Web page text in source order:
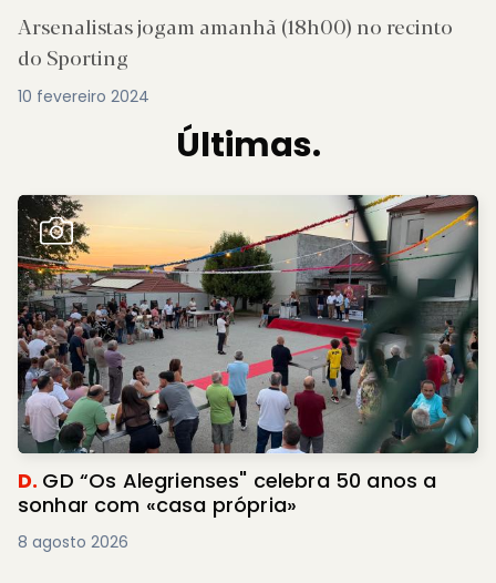
Arsenalistas jogam amanhã (18h00) no recinto
do Sporting
10 fevereiro 2024
Últimas.
D. GD “Os Alegrienses" celebra 50 anos a
sonhar com «casa própria»
8 agosto 2026